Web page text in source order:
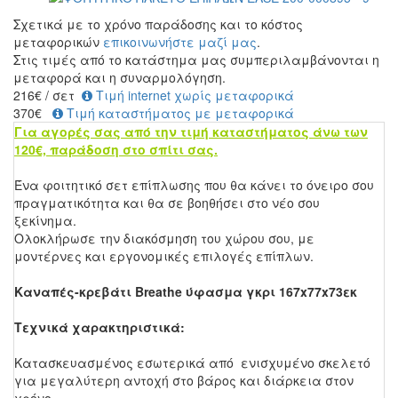
Σχετικά με το χρόνο παράδοσης και το κόστος
μεταφορικών επικοινωνήστε μαζί μας.
Στις τιμές από το κατάστημα μας συμπεριλαμβάνονται η
μεταφορά και η συναρμολόγηση.
216€ / σετ
Τιμή internet χωρίς μεταφορικά
370€
Τιμή καταστήματος με μεταφορικά
Για αγορές σας από την τιμή καταστήματος άνω των
120€, παράδοση στο σπίτι σας.
Ένα φοιτητικό σετ επίπλωσης που θα κάνει το όνειρο σου
πραγματικότητα και θα σε βοηθήσει στο νέο σου
ξεκίνημα.
Oλοκλήρωσε την διακόσμηση του χώρου σου, με
μοντέρνες και εργονομικές επιλογές επίπλων.
Καναπές-κρεβάτι Breathe ύφασμα γκρι 167x77x73εκ
Τεχνικά χαρακτηριστικά:
Κατασκευασμένος εσωτερικά από ενισχυμένο σκελετό
για μεγαλύτερη αντοχή στο βάρος και διάρκεια στον